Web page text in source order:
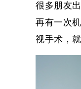
很多朋友
再有一次
视手术，